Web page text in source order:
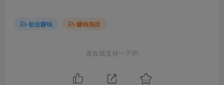
创业赚钱 赚钱项目
喜欢就支持一下吧